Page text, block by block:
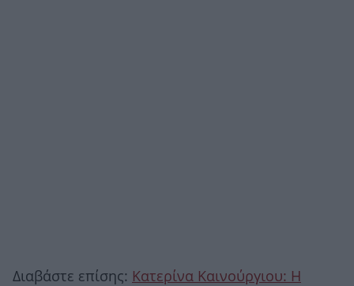
Διαβάστε επίσης: Κατερίνα Καινούργιου: Η